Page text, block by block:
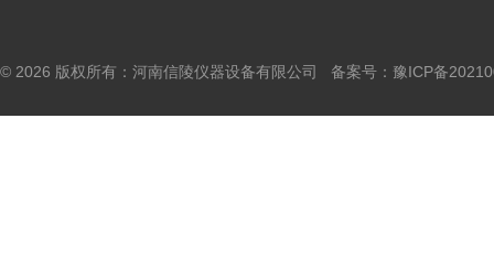
© 2026 版权所有：河南信陵仪器设备有限公司 备案号： 豫ICP备